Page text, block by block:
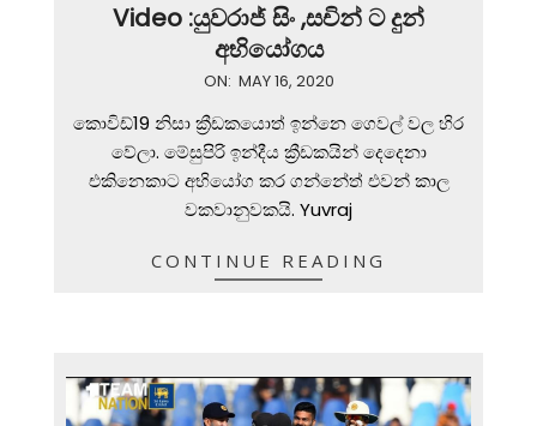
Video :යුවරාජ් සිං ,සචින් ට දුන්
අභියෝගය
16
ON: MAY 16, 2020
කොවිඩ්19 නිසා ක්‍රීඩකයොත් ඉන්නෙ ගෙවල් වල හිර
වේලා. මේසුපිරි ඉන්දීය ක්‍රීඩකයින් දෙදෙනා
එකිනෙකාට අභියෝග කර ගන්නේත් එවන් කාල
වකවානුවකයි. Yuvraj
CONTINUE READING